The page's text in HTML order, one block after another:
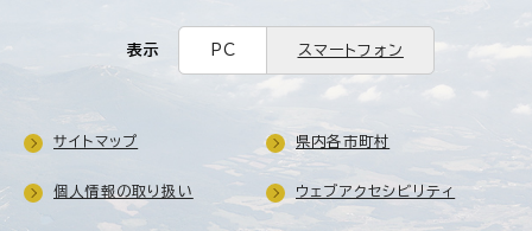
表示 PC スマートフォン
サイトマップ 県内各市町村
個人情報の取り扱い ウェブアクセシビリティ